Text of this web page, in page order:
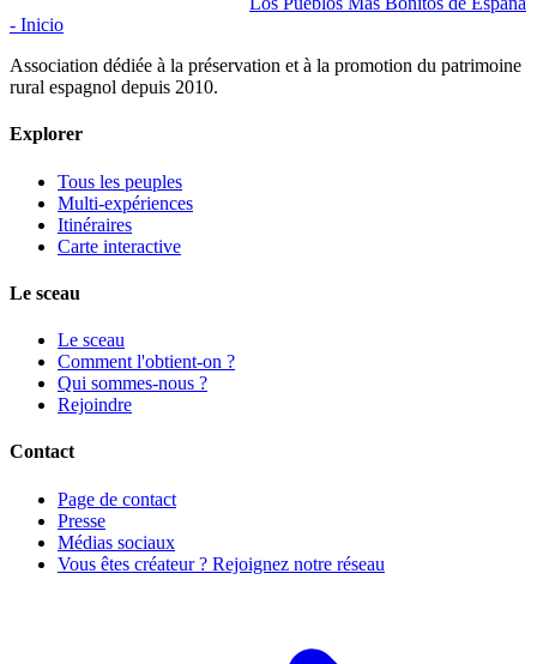
- Inicio
Association dédiée à la préservation et à la promotion du patrimoine
rural espagnol depuis 2010.
Explorer
Tous les peuples
Multi-expériences
Itinéraires
Carte interactive
Le sceau
Le sceau
Comment l'obtient-on ?
Qui sommes-nous ?
Rejoindre
Contact
Page de contact
Presse
Médias sociaux
Vous êtes créateur ? Rejoignez notre réseau